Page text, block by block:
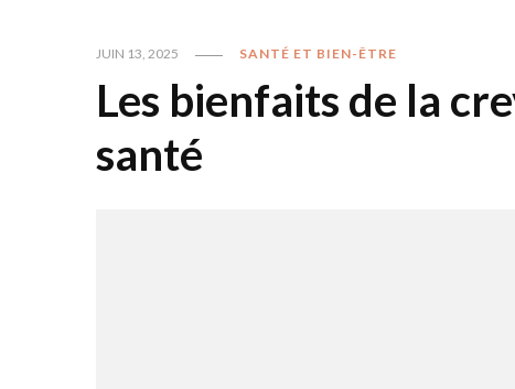
JUIN 13, 2025 SANTÉ ET BIEN-ÊTRE
Les bienfaits de la
santé